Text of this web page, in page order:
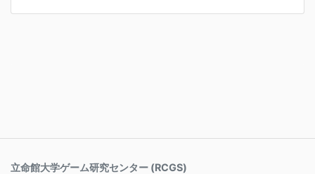
立命館大学ゲーム研究センター (RCGS)